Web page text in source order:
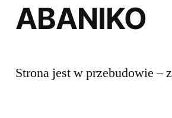
ABANIKO
Strona jest w przebudowie –